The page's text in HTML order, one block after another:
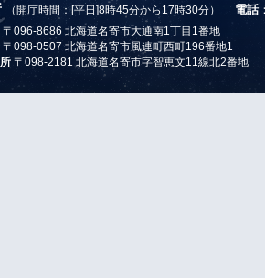
（開庁時間：[平日]8時45分から17時30分） 電話
〒096-8686 北海道名寄市大通南1丁目1番地
〒098-0507 北海道名寄市風連町西町196番地1
〒098-2181 北海道名寄市字智恵文11線北2番地